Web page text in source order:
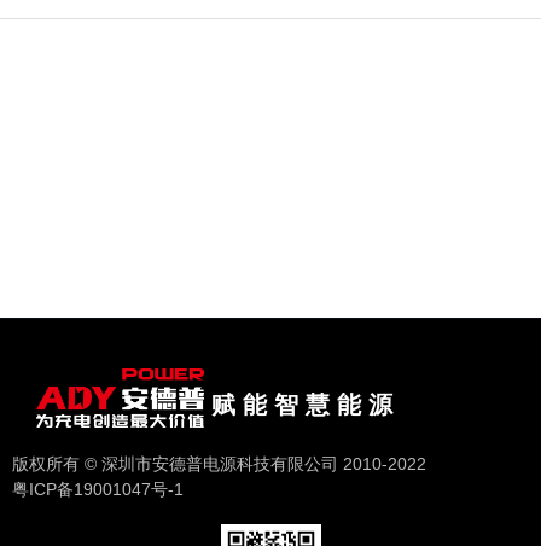
赋 能 智 慧 能 源
版权所有 © 深圳市安德普电源科技有限公司 2010-2022
粤ICP备19001047号-1